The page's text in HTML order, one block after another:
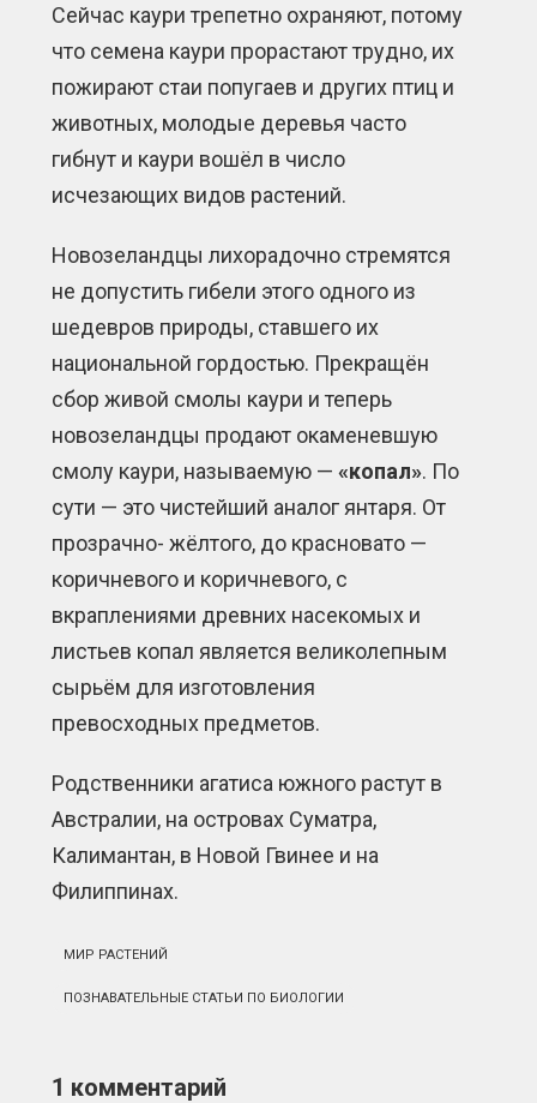
Сейчас каури трепетно охраняют, потому
что семена каури прорастают трудно, их
пожирают стаи попугаев и других птиц и
животных, молодые деревья часто
гибнут и каури вошёл в число
исчезающих видов растений.
Новозеландцы лихорадочно стремятся
не допустить гибели этого одного из
шедевров природы, ставшего их
национальной гордостью. Прекращён
сбор живой смолы каури и теперь
новозеландцы продают окаменевшую
смолу каури, называемую —«копал». По
сути — это чистейший аналог янтаря. От
прозрачно- жёлтого, до красновато —
коричневого и коричневого, с
вкраплениями древних насекомых и
листьев копал является великолепным
сырьём для изготовления
превосходных предметов.
Родственники агатиса южного растут в
Австралии, на островах Суматра,
Калимантан, в Новой Гвинее и на
Филиппинах.
МИР РАСТЕНИЙ
ПОЗНАВАТЕЛЬНЫЕ СТАТЬИ ПО БИОЛОГИИ
1 комментарий